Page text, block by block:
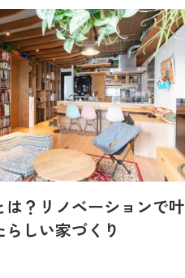
は？リノベーションで叶
らしい家づくり